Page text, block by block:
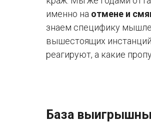
именно на отмене и
знаем специфику
вышестоящих
реагируют, а какие
База